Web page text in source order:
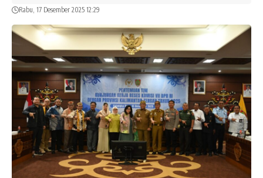
Rabu, 17 Desember 2025 12:29